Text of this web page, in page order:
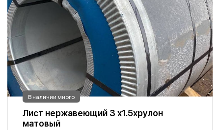
В наличии много
Лист нержавеющий 3 х1.5хрулон
матовый